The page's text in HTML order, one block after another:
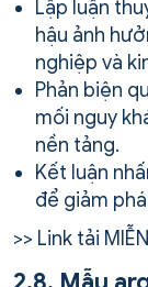
Lập luận
hậu ảnh
nghiệp và
Phản biện
mối nguy
nền tảng.
Kết luận
để giảm
>> Link tải